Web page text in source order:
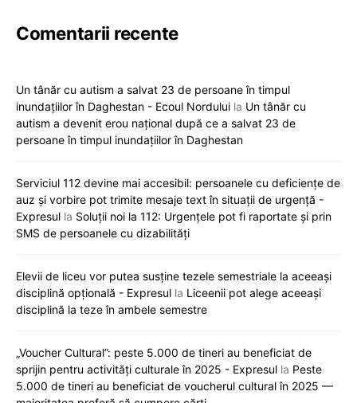
Comentarii recente
Un tânăr cu autism a salvat 23 de persoane în timpul
inundațiilor în Daghestan - Ecoul Nordului la Un tânăr cu
autism a devenit erou național după ce a salvat 23 de
persoane în timpul inundațiilor în Daghestan
Serviciul 112 devine mai accesibil: persoanele cu deficiențe de
auz și vorbire pot trimite mesaje text în situații de urgență -
Expresul la Soluții noi la 112: Urgențele pot fi raportate și prin
SMS de persoanele cu dizabilități
Elevii de liceu vor putea susține tezele semestriale la aceeași
disciplină opțională - Expresul la Liceenii pot alege aceeași
disciplină la teze în ambele semestre
„Voucher Cultural”: peste 5.000 de tineri au beneficiat de
sprijin pentru activități culturale în 2025 - Expresul la Peste
5.000 de tineri au beneficiat de voucherul cultural în 2025 —